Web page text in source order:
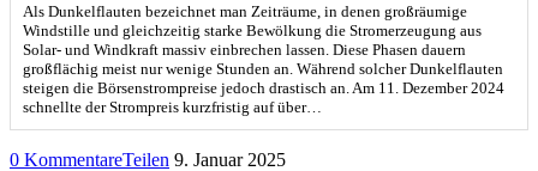
Als Dunkelflauten bezeichnet man Zeiträume, in denen großräumige
Windstille und gleichzeitig starke Bewölkung die Stromerzeugung aus
Solar- und Windkraft massiv einbrechen lassen. Diese Phasen dauern
großflächig meist nur wenige Stunden an. Während solcher Dunkelflauten
steigen die Börsenstrompreise jedoch drastisch an. Am 11. Dezember 2024
schnellte der Strompreis kurzfristig auf über…
0 KommentareTeilen 9. Januar 2025